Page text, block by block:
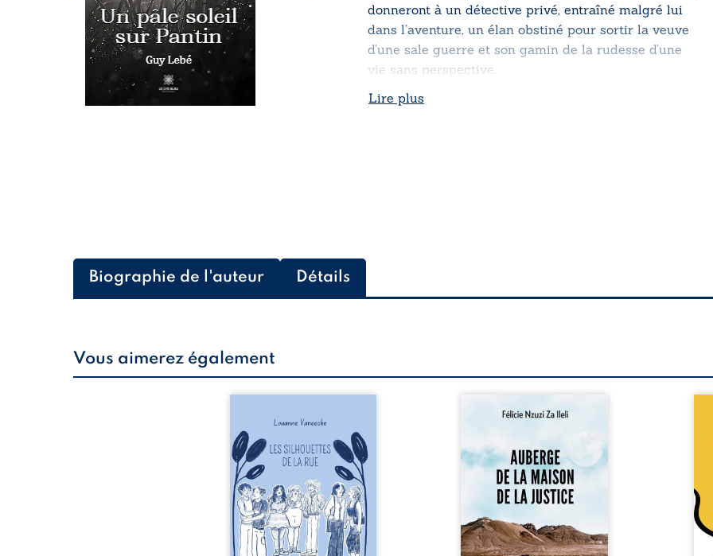
donneront à un détective privé, entraîné malgré lui
dans l’aventure, un élan obstiné pour sortir la veuve
d’une sale guerre et son gamin de la rudesse d’une
vie sans perspective.
Lire plus
Biographie de l'auteur Détails
Vous aimerez également
donne la parole à six
personnages ordinaires,
traversés par des pensées, des
émotions et des silences qui
pourraient appartenir à
chacun de nous. À travers
leurs parcours, ce roman invite
à porter un regard différent
sur celles et ceux qui nous
entourent, à deviner ce qui se
Auberge de la maison de la
parcours exemplaire de Mbala
Zi Nkuaku Lema Félix.
Magistrat intègre, fervent
défenseur des droits humains
et de l’indépendance
judiciaire, il voit sa carrière de
trente-quatre ans brutalement
brisée par une révocation
le